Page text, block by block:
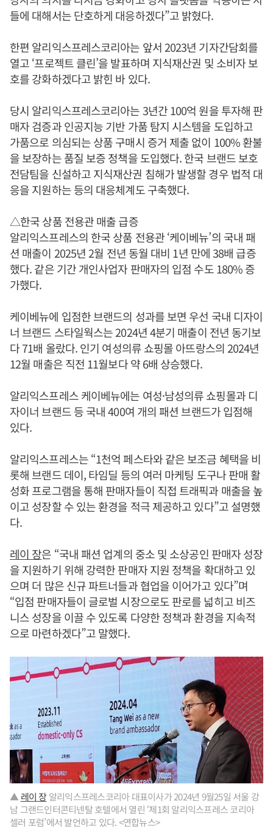
들에 대해서는 단호하게 대응하겠다”고 밝혔다.
한편 알리익스프레스코리아는 앞서 2023년 기자간담회를
열고 ‘프로젝트 클린’을 발표하며 지식재산권 및 소비자 보
호를 강화하겠다고 밝힌 바 있다.
당시 알리익스프레스코리아는 3년간 100억 원을 투자해 판
매자 검증과 인공지능 기반 가품 탐지 시스템을 도입하고
가품으로 의심되는 상품 구매시 증거 제출 없이 100% 환불
을 보장하는 품질 보증 정책을 도입했다. 한국 브랜드 보호
전담팀을 신설하고 지식재산권 침해가 발생할 경우 법적 대
응을 지원하는 등의 대응체계도 구축했다.
△한국 상품 전용관 매출 급증
알리익스프레스의 한국 상품 전용관 ‘케이베뉴’의 국내 패
션 매출이 2025년 2월 전년 동월 대비 1년 만에 38배 급증
했다. 같은 기간 개인사업자 판매자의 입점 수도 180% 증
가했다.
케이베뉴에 입점한 브랜드의 성과를 보면 우선 국내 디자이
너 브랜드 스타일웍스는 2024년 4분기 매출이 전년 동기보
다 71배 올랐다. 인기 여성의류 쇼핑몰 아뜨랑스의 2024년
12월 매출은 직전 11월보다 약 6배 상승했다.
알리익스프레스 케이베뉴에는 여성·남성의류 쇼핑몰과 디
자이너 브랜드 등 국내 400여 개의 패션 브랜드가 입점해
있다.
알리익스프레스는 “1천억 페스타와 같은 보조금 혜택을 비
롯해 브랜드 데이, 타임딜 등의 여러 마케팅 도구나 판매 활
성화 프로그램을 통해 판매자들이 직접 트래픽과 매출을 높
이고 성장할 수 있는 환경을 적극 제공하고 있다”고 설명했
다.
레이 장은 “국내 패션 업계의 중소 및 소상공인 판매자 성장
을 지원하기 위해 강력한 판매자 지원 정책을 확대하고 있
으며 더 많은 신규 파트너들과 협업을 이어가고 있다”며
“입점 판매자들이 글로벌 시장으로도 판로를 넓히고 비즈
니스 성장을 이끌 수 있도록 다양한 정책과 환경을 지속적
으로 마련하겠다”고 말했다.
▲ 레이 장알리익스프레스코리아 대표이사가 2024년 9월25일 서울 강
남 그랜드인터콘티넨탈 호텔에서 열린 ‘제1회 알리익스프레스 코리아
셀러 포럼’에서 발언하고 있다. <연합뉴스>